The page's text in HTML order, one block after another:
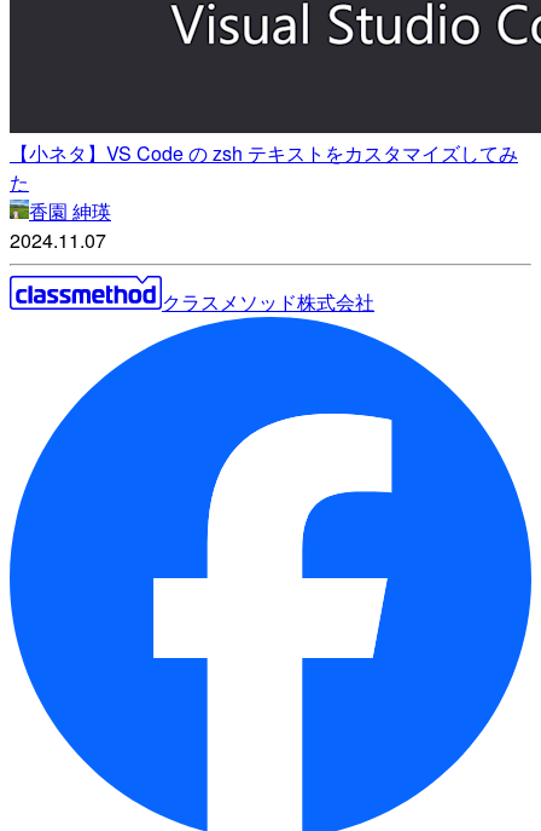
【小ネタ】VS Code の zsh テキストをカスタマイズしてみ
た
香園 紳瑛
2024.11.07
クラスメソッド株式会社